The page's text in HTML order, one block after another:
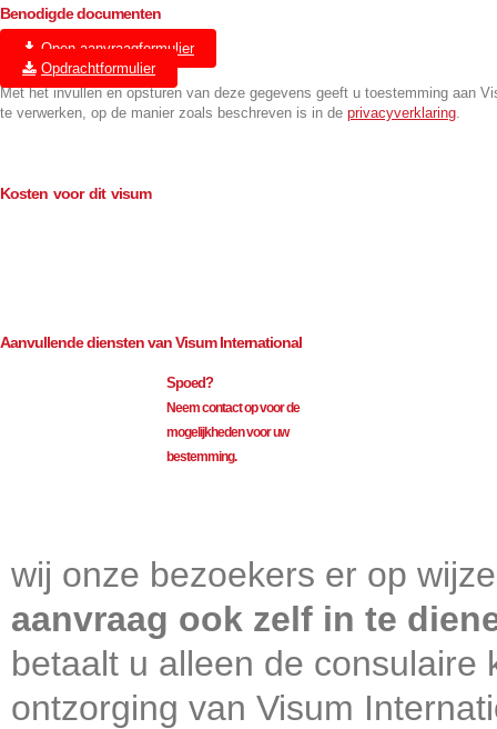
Benodigde documenten
Open aanvraagformulier
Opdrachtformulier
Met het invullen en opsturen van deze gegevens geeft u toestemming aan
te verwerken, op de manier zoals beschreven is in de privacyverklaring.
Kosten voor dit visum
Aanvullende diensten van Visum International
Spoed?
Neem contact op voor de
mogelijkheden voor uw
bestemming.
wij onze bezoekers er op
aanvraag ook zelf in te
betaalt u alleen de consulaire
ontzorging van Visum